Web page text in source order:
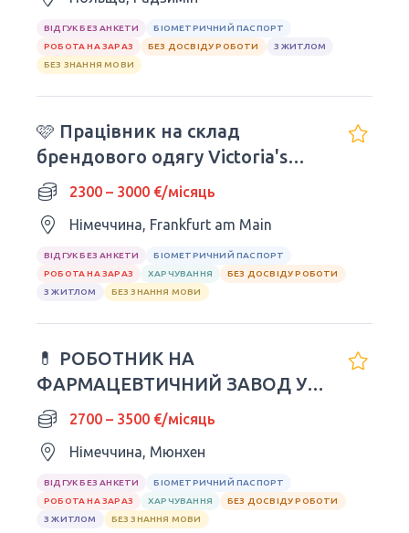
ВІДГУК БЕЗ АНКЕТИ
БІОМЕТРИЧНИЙ ПАСПОРТ
РОБОТА НА ЗАРАЗ
БЕЗ ДОСВІДУ РОБОТИ
З ЖИТЛОМ
БЕЗ ЗНАННЯ МОВИ
🩷 Працівник на склад
брендового одягу Victoria's
Secret2300 – 3000 €/місяць
Німеччина, Frankfurt am Main
ВІДГУК БЕЗ АНКЕТИ
БІОМЕТРИЧНИЙ ПАСПОРТ
РОБОТА НА ЗАРАЗ
ХАРЧУВАННЯ
БЕЗ ДОСВІДУ РОБОТИ
З ЖИТЛОМ
БЕЗ ЗНАННЯ МОВИ
💊 РОБОТНИК НА
ФАРМАЦЕВТИЧНИЙ ЗАВОД У
НІМЕЧЧИНІ
2700 – 3500 €/місяць
Німеччина, Мюнхен
ВІДГУК БЕЗ АНКЕТИ
БІОМЕТРИЧНИЙ ПАСПОРТ
РОБОТА НА ЗАРАЗ
ХАРЧУВАННЯ
БЕЗ ДОСВІДУ РОБОТИ
З ЖИТЛОМ
БЕЗ ЗНАННЯ МОВИ